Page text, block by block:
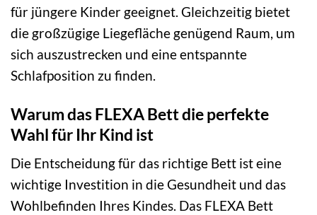
für jüngere Kinder geeignet. Gleichzeitig bietet
die großzügige Liegefläche genügend Raum, um
sich auszustrecken und eine entspannte
Schlafposition zu finden.
Warum das FLEXA Bett die perfekte
Wahl für Ihr Kind ist
Die Entscheidung für das richtige Bett ist eine
wichtige Investition in die Gesundheit und das
Wohlbefinden Ihres Kindes. Das FLEXA Bett